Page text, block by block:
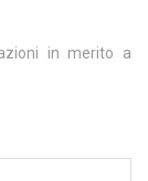
in merito a